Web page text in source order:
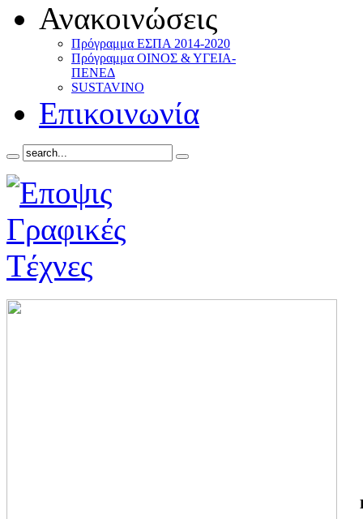
Ανακοινώσεις
Πρόγραμμα ΕΣΠΑ 2014-2020
Πρόγραμμα ΟΙΝΟΣ & ΥΓΕΙΑ-
ΠΕΝΕΔ
SUSTAVINO
Επικοινωνία